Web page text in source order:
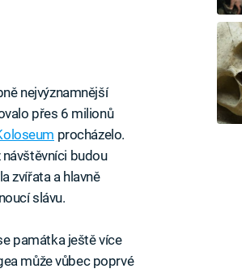
nejvýznamnější
přes 6 milionů
procházelo.
budou
zvířata a hlavně
slávu.
památka ještě více
může vůbec poprvé